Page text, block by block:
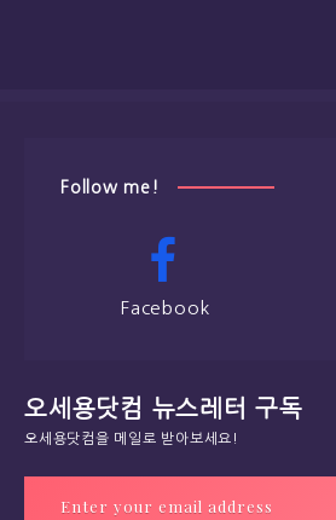
Follow me!
Facebook
오세용닷컴 뉴스레터 구독
오세용닷컴을 메일로 받아보세요!